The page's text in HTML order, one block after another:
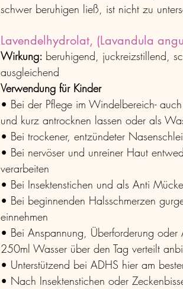
schwer beruhigen ließ, ist nicht zu
Lavendelhydrolat, (Lavandula
Wirkung: beruhigend, juckreizstillend,
ausgleichend
Verwendung für Kinder
• Bei der Pflege im Windelbereich-
und kurz antrocknen lassen oder als
• Bei trockener, entzündeter
• Bei nervöser und unreiner Haut
verarbeiten
• Bei Insektenstichen und als Anti
• Bei beginnenden Halsschmerzen
einnehmen
• Bei Anspannung, Überforderung oder
250ml Wasser über den Tag verteilt
• Unterstützend bei ADHS hier am
• Nach Insektenstichen oder